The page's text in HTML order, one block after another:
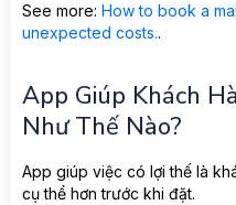
See more: How to book a
unexpected costs..
App Giúp Khách
Như Thế Nào?
App giúp việc có lợi thế là
cụ thể hơn trước khi đặt.